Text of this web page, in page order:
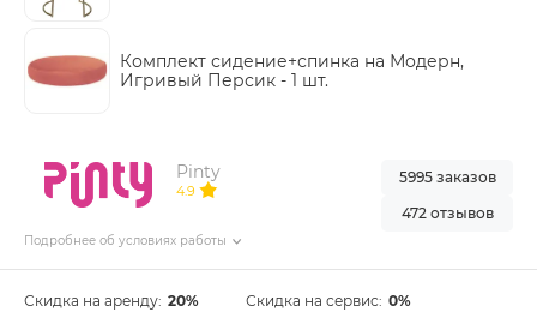
Комплект сидение+спинка на Модерн,
Игривый Персик - 1 шт.
Pinty
4.9
Подробнее об условиях работы
5995 заказов
472 отзывов
Скидка на аренду: 20% Скидка на сервис: 0%